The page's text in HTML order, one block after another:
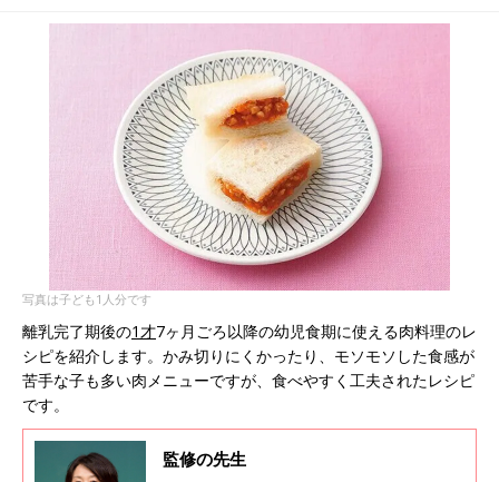
由は？おすすめ食材も
写真は子ども1人分です
離乳完了期後の1才7ヶ月ごろ以降の幼児食期に使える肉料理のレ
シピを紹介します。かみ切りにくかったり、モソモソした食感が
苦手な子も多い肉メニューですが、食べやすく工夫されたレシピ
です。
監修の先生